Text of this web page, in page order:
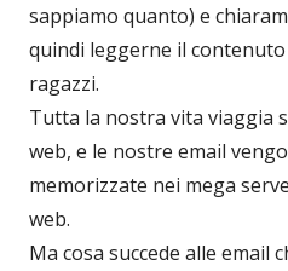
sappiamo quanto) e
quindi leggerne il
ragazzi.
Tutta la nostra vita viaggia
web, e le nostre email
memorizzate nei mega
web.
Ma cosa succede alle email